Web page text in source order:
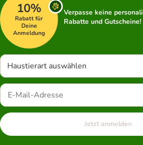
10%
Rabatt für
Deine
Anmeldung
Verpasse keine
Rabatte und Gutscheine!
Haustierart auswählen
Jetzt anmelden